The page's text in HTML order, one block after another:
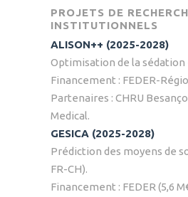
PROJETS DE
INSTITUTIONNELS
ALISON++ (2025-2028)
Optimisation de la
Financement : FEDER-
Partenaires : CHRU
Medical.
GESICA (2025-2028)
Prédiction des moyens de
FR-CH).
Financement : FEDER (5,6